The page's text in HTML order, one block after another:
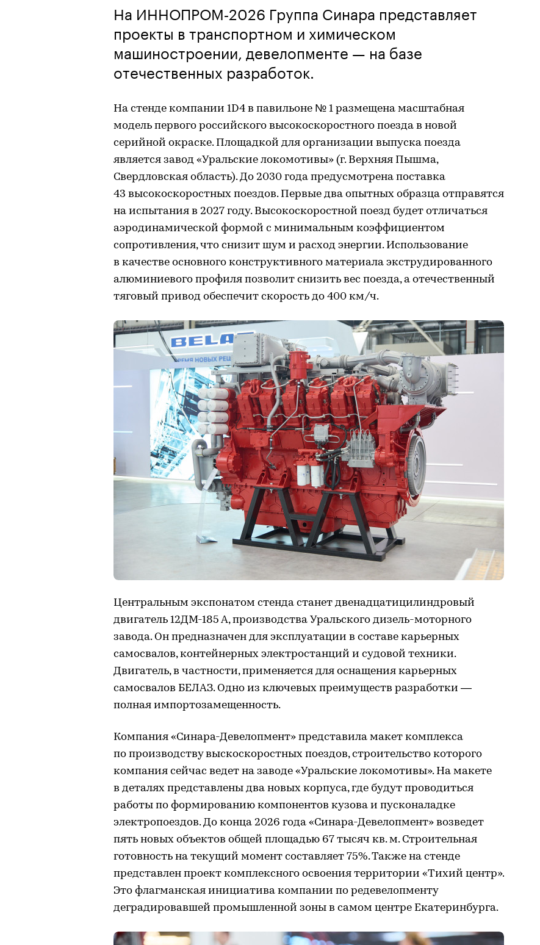
На ИННОПРОМ‑2026 Группа Синара представляет
проекты в транспортном и химическом
машиностроении, девелопменте — на базе
отечественных разработок.
На стенде компании 1D4 в павильоне № 1 размещена масштабная
модель первого российского высокоскоростного поезда в новой
серийной окраске. Площадкой для организации выпуска поезда
является завод «Уральские локомотивы» (г. Верхняя Пышма,
Свердловская область). До 2030 года предусмотрена поставка
43 высокоскоростных поездов. Первые два опытных образца отправятся
на испытания в 2027 году. Высокоскоростной поезд будет отличаться
аэродинамической формой с минимальным коэффициентом
сопротивления, что снизит шум и расход энергии. Использование
в качестве основного конструктивного материала экструдированного
алюминиевого профиля позволит снизить вес поезда, а отечественный
тяговый привод обеспечит скорость до 400 км/ч.
Центральным экспонатом стенда станет двенадцатицилиндровый
двигатель 12ДМ-185 А, производства Уральского дизель-моторного
завода. Он предназначен для эксплуатации в составе карьерных
самосвалов, контейнерных электростанций и судовой техники.
Двигатель, в частности, применяется для оснащения карьерных
самосвалов БЕЛАЗ. Одно из ключевых преимуществ разработки —
полная импортозамещенность.
Компания «Синара-Девелопмент» представила макет комплекса
по производству выскоскоростных поездов, строительство которого
компания сейчас ведет на заводе «Уральские локомотивы». На макете
в деталях представлены два новых корпуса, где будут проводиться
работы по формированию компонентов кузова и пусконаладке
электропоездов. До конца 2026 года «Синара-Девелопмент» возведет
пять новых объектов общей площадью 67 тысяч кв. м. Строительная
готовность на текущий момент составляет 75%. Также на стенде
представлен проект комплексного освоения территории «Тихий центр».
Это флагманская инициатива компании по редевелопменту
деградировавшей промышленной зоны в самом центре Екатеринбурга.